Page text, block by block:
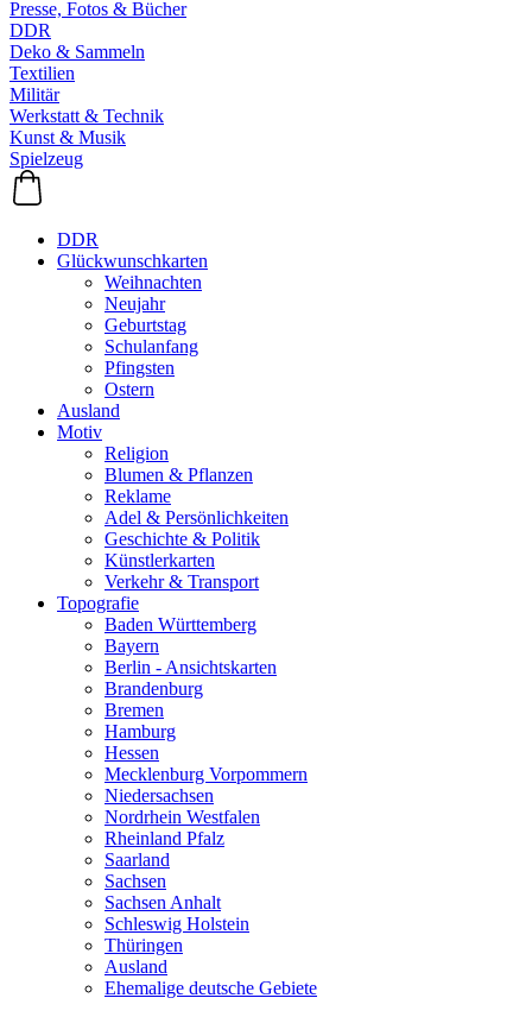
Presse, Fotos & Bücher
DDR
Deko & Sammeln
Textilien
Militär
Werkstatt & Technik
Kunst & Musik
Spielzeug
DDR
Glückwunschkarten
Weihnachten
Neujahr
Geburtstag
Schulanfang
Pfingsten
Ostern
Ausland
Motiv
Religion
Blumen & Pflanzen
Reklame
Adel & Persönlichkeiten
Geschichte & Politik
Künstlerkarten
Verkehr & Transport
Topografie
Baden Württemberg
Bayern
Berlin - Ansichtskarten
Brandenburg
Bremen
Hamburg
Hessen
Mecklenburg Vorpommern
Niedersachsen
Nordrhein Westfalen
Rheinland Pfalz
Saarland
Sachsen
Sachsen Anhalt
Schleswig Holstein
Thüringen
Ausland
Ehemalige deutsche Gebiete